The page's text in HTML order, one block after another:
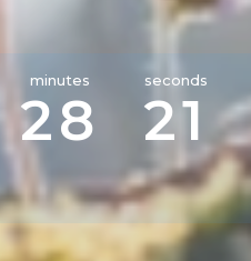
minutes
28
seconds
20